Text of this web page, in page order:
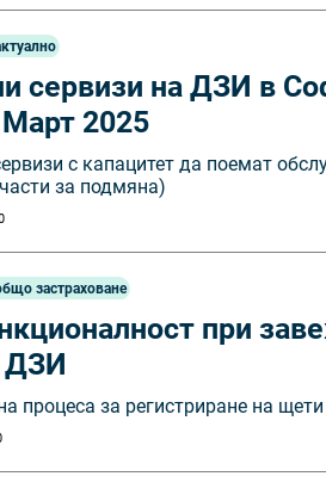
сервизи на ДЗИ в
2025
с капацитет да поемат
за подмяна)
застраховане
при
ДЗИ
процеса за регистриране на